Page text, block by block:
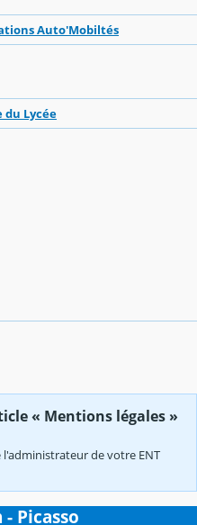
Auto'Mobiltés
du Lycée
« Mentions légales »
de votre ENT
Picasso